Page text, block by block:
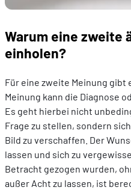
Warum eine zweite
einholen?
Für eine zweite Meinung gibt
Meinung kann die Diagnose
Es geht hierbei nicht
Frage zu stellen, sondern
Bild zu verschaffen. Der
lassen und sich zu
Betracht gezogen wurden,
außer Acht zu lassen, ist